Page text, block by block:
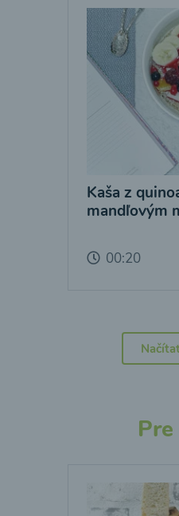
Kaša z
mandľovým
00:20